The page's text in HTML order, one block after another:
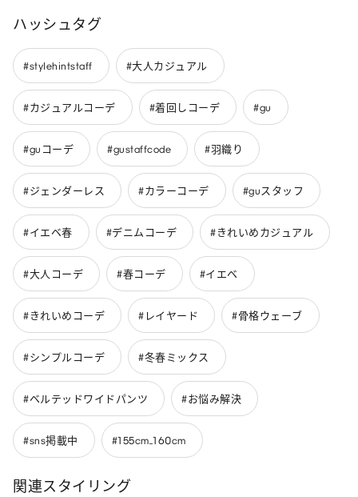
ハッシュタグ
#stylehintstaff #大人カジュアル
#カジュアルコーデ #着回しコーデ #gu
#guコーデ #gustaffcode #羽織り
#ジェンダーレス #カラーコーデ #guスタッフ
#イエベ春 #デニムコーデ #きれいめカジュアル
#大人コーデ #春コーデ #イエベ
#きれいめコーデ #レイヤード #骨格ウェーブ
#シンプルコーデ #冬春ミックス
#ベルテッドワイドパンツ #お悩み解決
#sns掲載中 #155cm_160cm
関連スタイリング